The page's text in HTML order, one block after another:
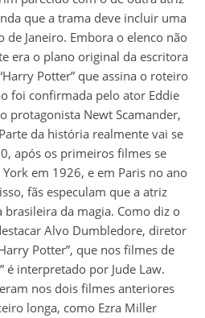
que a trama deve incluir uma
de Janeiro. Embora o elenco não
era o plano original da escritora
Potter” que assina o roteiro
foi confirmada pelo ator Eddie
protagonista Newt Scamander,
da história realmente vai se
após os primeiros filmes se
em 1926, e em Paris no ano
fãs especulam que a atriz
da magia. Como diz o
Alvo Dumbledore, diretor
Potter”, que nos filmes de
é interpretado por Jude Law.
nos dois filmes anteriores
longa, como Ezra Miller